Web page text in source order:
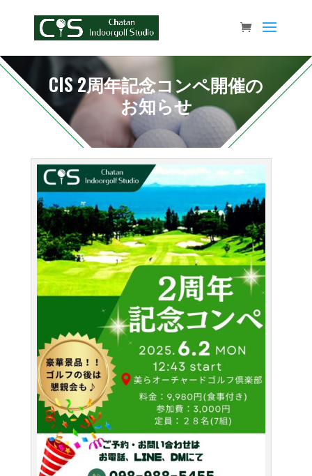
CIS 2周年記念コンペ開催の
お知らせ